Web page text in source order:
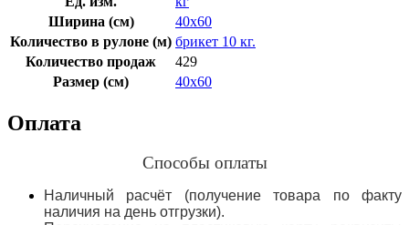
Ширина (см)
40х60
Количество в рулоне (м) брикет 10 кг.
Количество продаж
429
Размер (см)
40х60
Оплата
Способы оплаты
Наличный расчёт (получение товара по факту
наличия на день отгрузки).